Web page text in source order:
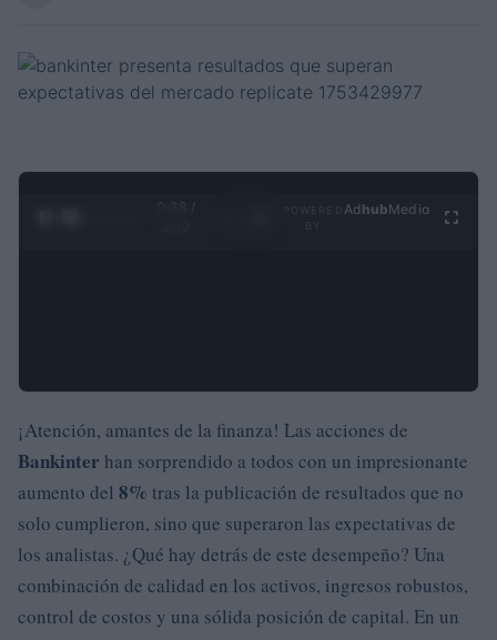
0:29 /
Ad hubMedia
¡Atención, amantes de la finanza! Las acciones de
Bankinter han sorprendido a todos con un impresionante
aumento del 8% tras la publicación de resultados que no
solo cumplieron, sino que superaron las expectativas de
los analistas. ¿Qué hay detrás de este desempeño? Una
combinación de calidad en los activos, ingresos robustos,
control de costos y una sólida posición de capital. En un